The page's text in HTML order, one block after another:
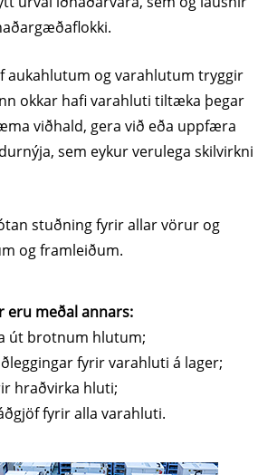
aukahlutum og varahlutum tryggir
okkar hafi varahluti tiltæka þegar
viðhald, gera við eða uppfæra
sem eykur verulega skilvirkni
stuðning fyrir allar vörur og
og framleiðum.
eru meðal annars:
út brotnum hlutum;
fyrir varahluti á lager;
hraðvirka hluti;
fyrir alla varahluti.